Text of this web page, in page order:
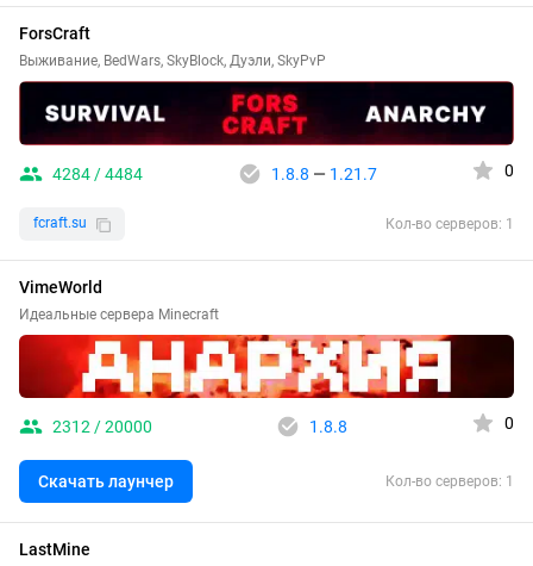
ForsCraft
Выживание, BedWars, SkyBlock, Дуэли, SkyPvP
4284 / 4484 1.8.8 — 1.21.7 0
fcraft.su Кол-во серверов: 1
VimeWorld
Идеальные сервера Minecraft
2312 / 20000 1.8.8 0
Скачать лаунчер Кол-во серверов: 1
LastMine